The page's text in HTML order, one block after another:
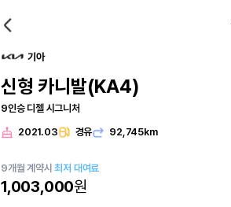
기아
신형 카니발(KA4)
9인승 디젤 시그니처
2021.03 경유 92,745km
9개월 계약시최저 대여료
1,003,000원